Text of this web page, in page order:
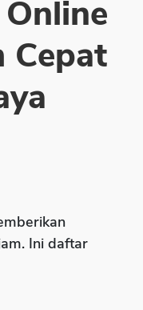
Cepat
Ini daftar